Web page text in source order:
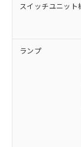
スイッチユニット
ランプ